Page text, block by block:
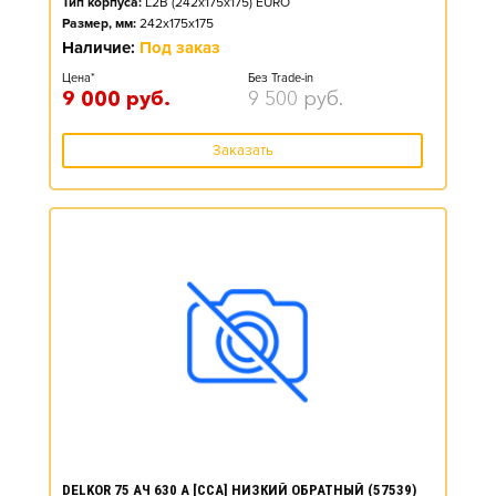
Размер, мм: 242x175x175
Наличие: Под заказ
Цена*
9 000 руб.
Без Trade-in
9 500 руб.
Заказать
DELKOR 75 АЧ 630 А [CCA] НИЗКИЙ ОБРАТНЫЙ (57539)